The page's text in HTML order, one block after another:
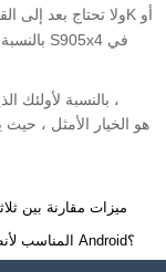
بالنسبة لأولئك الذين يبحثون عن تجربة الوسائط الأخيرة والأكثر تقدمًا ،
كيفية اختيار مربع Smart Set Top المناسب لأنظمة تشغيل Android؟